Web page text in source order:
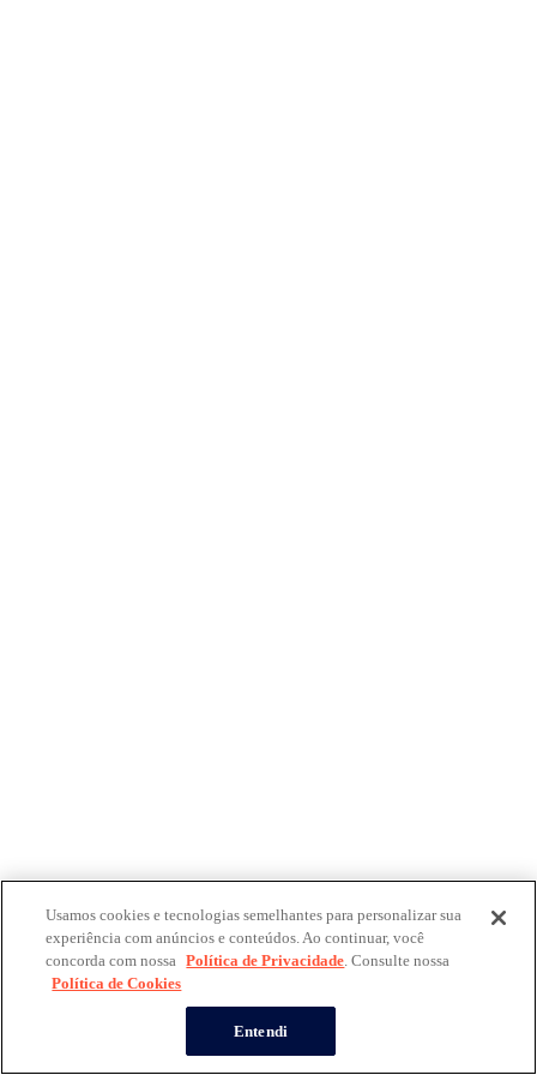
Usamos cookies e tecnologias semelhantes para personalizar sua
experiência com anúncios e conteúdos. Ao continuar, você
concorda com nossa Política de Privacidade. Consulte nossa
Política de Cookies
Entendi